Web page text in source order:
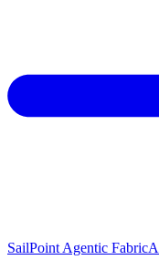
SailPoint Agentic Fabric